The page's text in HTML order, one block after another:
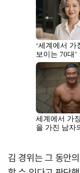
김 경위는 그 동안